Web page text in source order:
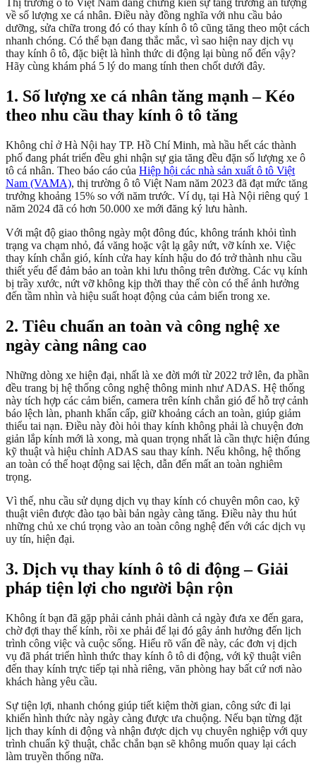
Thị trường ô tô Việt Nam đang chứng kiến sự tăng trưởng ấn tượng
về số lượng xe cá nhân. Điều này đồng nghĩa với nhu cầu bảo
dưỡng, sửa chữa trong đó có thay kính ô tô cũng tăng theo một cách
nhanh chóng. Có thể bạn đang thắc mắc, vì sao hiện nay dịch vụ
thay kính ô tô, đặc biệt là hình thức di động lại bùng nổ đến vậy?
Hãy cùng khám phá 5 lý do mang tính then chốt dưới đây.
1. Số lượng xe cá nhân tăng mạnh – Kéo
theo nhu cầu thay kính ô tô tăng
Không chỉ ở Hà Nội hay TP. Hồ Chí Minh, mà hầu hết các thành
phố đang phát triển đều ghi nhận sự gia tăng đều đặn số lượng xe ô
tô cá nhân. Theo báo cáo của Hiệp hội các nhà sản xuất ô tô Việt
Nam (VAMA), thị trường ô tô Việt Nam năm 2023 đã đạt mức tăng
trưởng khoảng 15% so với năm trước. Ví dụ, tại Hà Nội riêng quý 1
năm 2024 đã có hơn 50.000 xe mới đăng ký lưu hành.
Với mật độ giao thông ngày một đông đúc, không tránh khỏi tình
trạng va chạm nhỏ, đá văng hoặc vật lạ gây nứt, vỡ kính xe. Việc
thay kính chắn gió, kính cửa hay kính hậu do đó trở thành nhu cầu
thiết yếu để đảm bảo an toàn khi lưu thông trên đường. Các vụ kính
bị trầy xước, nứt vỡ không kịp thời thay thế còn có thể ảnh hưởng
đến tầm nhìn và hiệu suất hoạt động của cảm biến trong xe.
2. Tiêu chuẩn an toàn và công nghệ xe
ngày càng nâng cao
Những dòng xe hiện đại, nhất là xe đời mới từ 2022 trở lên, đa phần
đều trang bị hệ thống công nghệ thông minh như ADAS. Hệ thống
này tích hợp các cảm biến, camera trên kính chắn gió để hỗ trợ cảnh
báo lệch làn, phanh khẩn cấp, giữ khoảng cách an toàn, giúp giảm
thiểu tai nạn. Điều này đòi hỏi thay kính không phải là chuyện đơn
giản lắp kính mới là xong, mà quan trọng nhất là cần thực hiện đúng
kỹ thuật và hiệu chỉnh ADAS sau thay kính. Nếu không, hệ thống
an toàn có thể hoạt động sai lệch, dẫn đến mất an toàn nghiêm
trọng.
Vì thế, nhu cầu sử dụng dịch vụ thay kính có chuyên môn cao, kỹ
thuật viên được đào tạo bài bản ngày càng tăng. Điều này thu hút
những chủ xe chú trọng vào an toàn công nghệ đến với các dịch vụ
uy tín, hiện đại.
3. Dịch vụ thay kính ô tô di động – Giải
pháp tiện lợi cho người bận rộn
Không ít bạn đã gặp phải cảnh phải dành cả ngày đưa xe đến gara,
chờ đợi thay thế kính, rồi xe phải để lại đó gây ảnh hưởng đến lịch
trình công việc và cuộc sống. Hiểu rõ vấn đề này, các đơn vị dịch
vụ đã phát triển hình thức thay kính ô tô di động, với kỹ thuật viên
đến thay kính trực tiếp tại nhà riêng, văn phòng hay bất cứ nơi nào
khách hàng yêu cầu.
Sự tiện lợi, nhanh chóng giúp tiết kiệm thời gian, công sức đi lại
khiến hình thức này ngày càng được ưa chuộng. Nếu bạn từng đặt
lịch thay kính di động và nhận được dịch vụ chuyên nghiệp với quy
trình chuẩn kỹ thuật, chắc chắn bạn sẽ không muốn quay lại cách
làm truyền thống nữa.